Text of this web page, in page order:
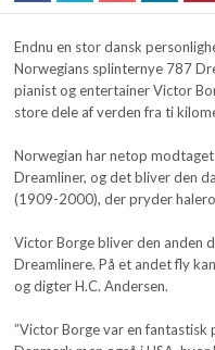
Endnu en stor dansk
Norwegians splinternye 787
pianist og entertainer Victor
store dele af verden fra ti
Norwegian har netop
Dreamliner, og det bliver den
(1909-2000), der pryder
Victor Borge bliver den anden
Dreamlinere. På et andet fly
og digter H.C. Andersen.
”Victor Borge var en